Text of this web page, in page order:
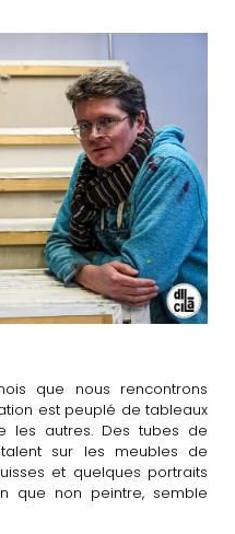
que nous rencontrons
est peuplé de tableaux
les autres. Des tubes de
sur les meubles de
et quelques portraits
que non peintre, semble